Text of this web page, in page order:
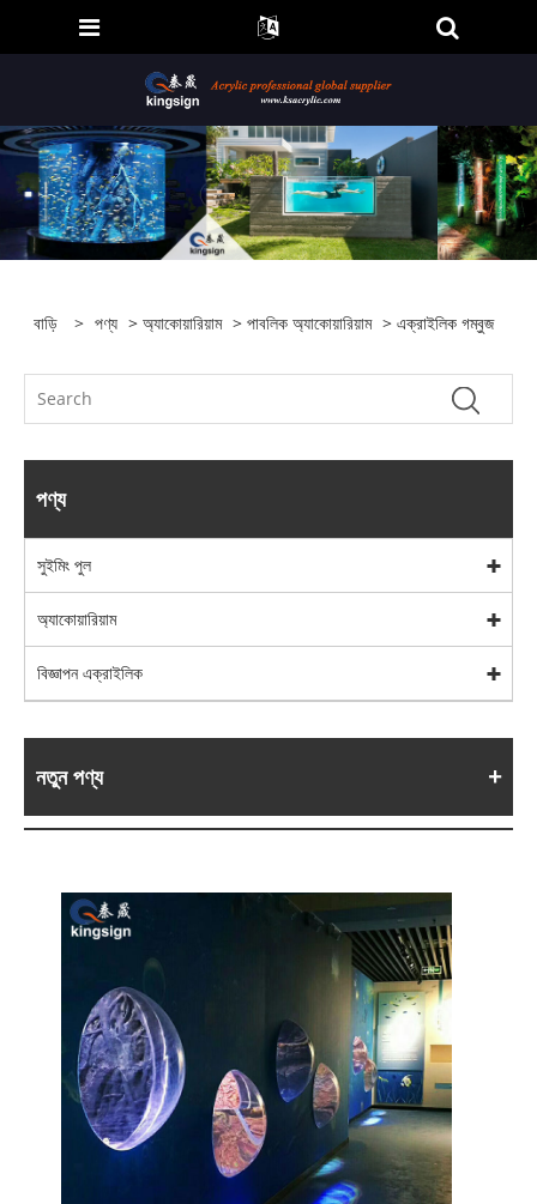
বাড়ি > পণ্য >অ্যাকোয়ারিয়াম >পাবলিক অ্যাকোয়ারিয়াম > এক্রাইলিক গম্বুজ
পণ্য
সুইমিং পুল
অ্যাকোয়ারিয়াম
বিজ্ঞাপন এক্রাইলিক
নতুন পণ্য